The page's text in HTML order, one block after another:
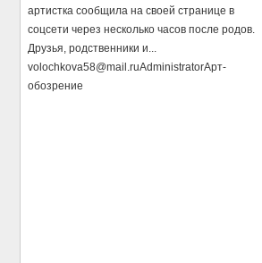
артистка сообщила на своей странице в
соцсети через несколько часов после родов.
Друзья, родственники и...
volochkova58@mail.ruAdministratorАрт-
обозрение